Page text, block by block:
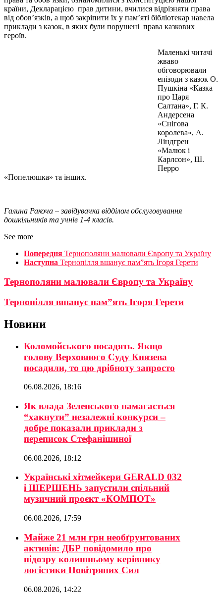
країни, Декларацією прав дитини, вчилися відрізняти права
від обов’язків, а щоб закріпити їх у пам’яті бібліотекар навела
приклади з казок, в яких були порушені права казкових
героїв.
Маленькі читачі
жваво
обговорювали
епізоди з казок О.
Пушкіна «Казка
про Царя
Салтана», Г. К.
Андерсена
«Снігова
королева», А.
Ліндгрен
«Малюк і
Карлсон», Ш.
Перро
«Попелюшка» та інших.
Галина Ракоча – завідувачка відділом обслуговування
дошкільників та учнів 1-4 класів.
See more
Попередня Тернополяни малювали Європу та Україну
Наступна Тернопілля вшанує пам”ять Ігоря Герети
Тернополяни малювали Європу та Україну
Тернопілля вшанує пам”ять Ігоря Герети
Новини
Коломойського посадять. Якщо
голову Верховного Суду Князева
посадили, то цю дрібноту запросто
06.08.2026, 18:16
Як влада Зеленського намагається
“хакнути” незалежні конкурси –
добре показали приклади з
переписок Стефанішиної
06.08.2026, 18:12
Українські хітмейкери GERALD 032
і ШЕРШЕНЬ запустили спільний
музичний проєкт «КОМПОТ»
06.08.2026, 17:59
Майже 21 млн грн необґрунтованих
активів: ДБР повідомило про
підозру колишньому керівнику
логістики Повітряних Сил
06.08.2026, 14:22